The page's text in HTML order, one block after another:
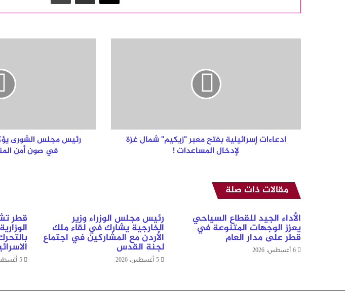
ادعاءات
المساعدات
ادعاءات إسرائيلية بفتح معبر "زيكيم" شمال غزة
لإدخال المساعدات !
رئيس
صون
المنطقة
رئيس مجلس الشورى
في صون أمن
مقالات ذات صلة
الأداء الجيد للقطاع السياحي
يعزز الوجهات المتنوعة في
قطر على مدار العام
6 أغسطس، 2026
رئيس مجلس الوزراء وزير
الخارجية يشارك في لقاء ملك
الأردن مع المشاركين في اجتماع
لجنة القدس
5 أغسطس، 2026
قطر
5 أغسطس، 2026